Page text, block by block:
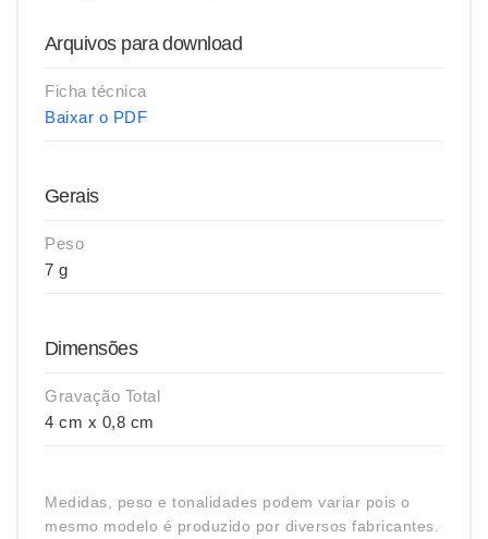
Arquivos para download
Ficha técnica
Baixar o PDF
Gerais
Peso
7 g
Dimensões
Gravação Total
4 cm x 0,8 cm
Medidas, peso e tonalidades podem variar pois o
mesmo modelo é produzido por diversos fabricantes.